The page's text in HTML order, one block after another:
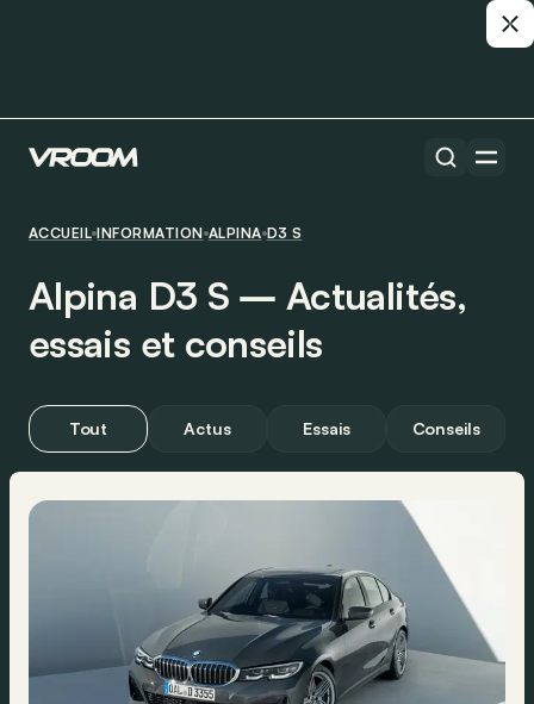
ACCUEIL INFORMATION ALPINA D3 S
Alpina D3 S ― Actualités,
essais et conseils
Tout Actus Essais Conseils